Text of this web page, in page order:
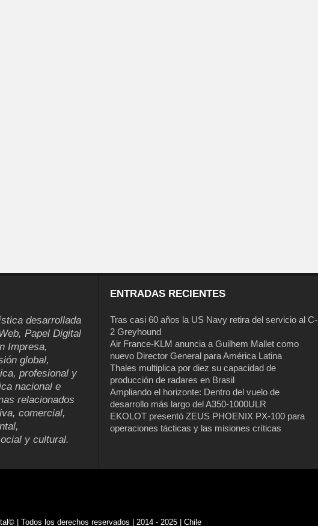
desarrollada
Papel Digital
Impresa,
global,
profesional y
nacional e
relacionados
comercial,
y cultural.
ENTRADAS RECIENTES
Tras casi 60 años la US Navy retira del servicio al C-
2 Greyhound
Air France-KLM anuncia a Guilhem Mallet como
nuevo Director General para América Latina
Thales multiplica por diez su capacidad de
producción de radares en Brasil
Ampliando el horizonte: Dentro del vuelo de
desarrollo más largo del A350-1000ULR
EKOLOT presentó ZEUS PHOENIX PX-100 para
operaciones tácticas y las misiones críticas
| Todos los derechos reservados | 2014 - 2025 | Chile